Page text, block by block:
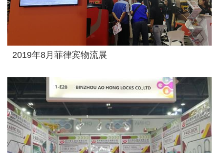
2019年8月菲律宾物流展